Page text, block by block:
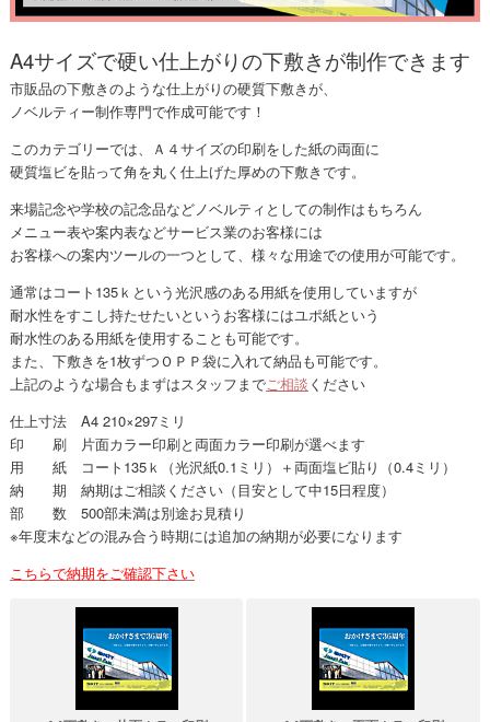
A4サイズで硬い仕上がりの下敷きが制作できます
市販品の下敷きのような仕上がりの硬質下敷きが、
ノベルティー制作専門で作成可能です！
このカテゴリーでは、Ａ４サイズの印刷をした紙の両面に
硬質塩ビを貼って角を丸く仕上げた厚めの下敷きです。
来場記念や学校の記念品などノベルティとしての制作はもちろん
メニュー表や案内表などサービス業のお客様には
お客様への案内ツールの一つとして、様々な用途での使用が可能です。
通常はコート135ｋという光沢感のある用紙を使用していますが
耐水性をすこし持たせたいというお客様にはユポ紙という
耐水性のある用紙を使用することも可能です。
また、下敷きを1枚ずつＯＰＰ袋に入れて納品も可能です。
上記のような場合もまずはスタッフまでご相談 ください
仕上寸法 A4 210×297ミリ
印 刷 片面カラー印刷と両面カラー印刷が選べます
用 紙 コート135ｋ（光沢紙0.1ミリ）＋両面塩ビ貼り（0.4ミリ）
納 期 納期はご相談ください（目安として中15日程度）
部 数 500部未満は別途お見積り
※年度末などの混み合う時期には追加の納期が必要になります
こちらで納期をご確認下さい